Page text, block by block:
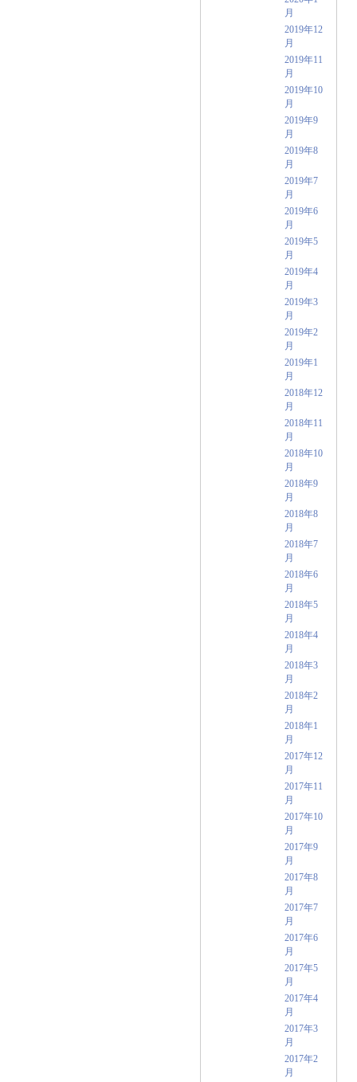
月
2019年12
月
2019年11
月
2019年10
月
2019年9
月
2019年8
月
2019年7
月
2019年6
月
2019年5
月
2019年4
月
2019年3
月
2019年2
月
2019年1
月
2018年12
月
2018年11
月
2018年10
月
2018年9
月
2018年8
月
2018年7
月
2018年6
月
2018年5
月
2018年4
月
2018年3
月
2018年2
月
2018年1
月
2017年12
月
2017年11
月
2017年10
月
2017年9
月
2017年8
月
2017年7
月
2017年6
月
2017年5
月
2017年4
月
2017年3
月
2017年2
月